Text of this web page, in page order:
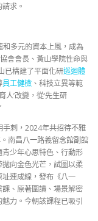
求。
多元的資本上風，成為
會會長、黃山學院性命與
已構建了平面化研巡迴體
員工健檢 、科技立異等範
人’改變，從‘先生研
刺，2024年共招待不雅
南昌八一路義留念館副館
少年心思特色、行動形
向金色光芒，試圖以柔
連成線，發布《八一
、原著圍讀、場景解密
力。今朝該課程已吸引